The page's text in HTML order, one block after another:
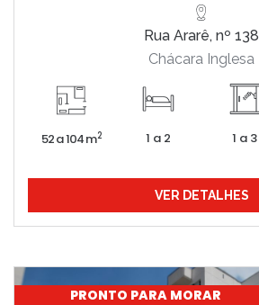
Rua Ararê, nº 138
Chácara Inglesa
52 a 104 m2 1 a 2 1 a 3
VER DETALHES
PRONTO PARA MORAR